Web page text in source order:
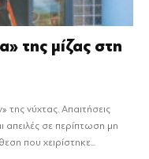
της μίζας στη
νύχτας. Απαιτήσεις
απειλές σε περίπτωση μη
που χειρίστηκε...